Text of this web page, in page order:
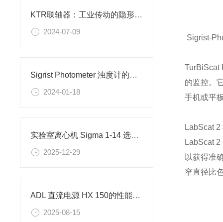
KTR联轴器：工业传动的隐形英雄？
2024-07-09
Sigrist Photometer 浊度计的原理及分解图
2024-01-18
实验室离心机 Sigma 1-14 选型建议
2025-12-29
ADL 直流电源 HX 150的性能特点是什么
2025-08-15
Sigrist-
TurBiScat
的监控。
手机或平
LabScat
LabScat
以获得准
窄直径比